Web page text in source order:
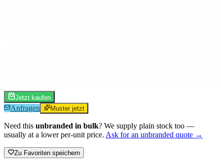
Jetzt kaufen
Anfragen Muster jetzt
Need this unbranded in bulk? We supply plain stock too —
usually at a lower per-unit price. Ask for an unbranded quote →
Zu Favoriten speichern